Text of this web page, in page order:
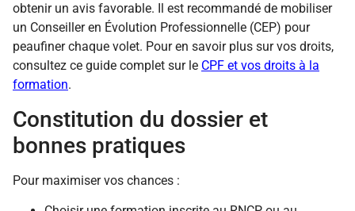
obtenir un avis favorable. Il est recommandé de mobiliser
un Conseiller en Évolution Professionnelle (CEP) pour
peaufiner chaque volet. Pour en savoir plus sur vos droits,
consultez ce guide complet sur le CPF et vos droits à la
formation.
Constitution du dossier et
bonnes pratiques
Pour maximiser vos chances :